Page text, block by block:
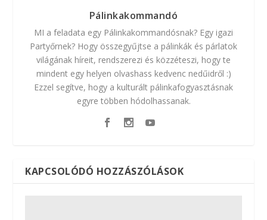
Pálinkakommandó
MI a feladata egy Pálinkakommandósnak? Egy igazi
Partyőrnek? Hogy összegyűjtse a pálinkák és párlatok
világának híreit, rendszerezi és közzéteszi, hogy te
mindent egy helyen olvashass kedvenc nedűidről :)
Ezzel segítve, hogy a kulturált pálinkafogyasztásnak
egyre többen hódolhassanak.
KAPCSOLÓDÓ HOZZÁSZÓLÁSOK